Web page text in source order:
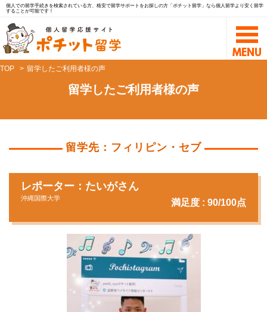
個人での留学手続きを検索されている方、格安で留学サポートをお探しの方「ポチット留学」なら個人留学より安く留学
することが可能です！
TOP 留学したご利用者様の声
留学したご利用者様の声
留学先：フィリピン・セブ
レポーター：たいがさん
沖縄国際大学 満足度 : 90/100点